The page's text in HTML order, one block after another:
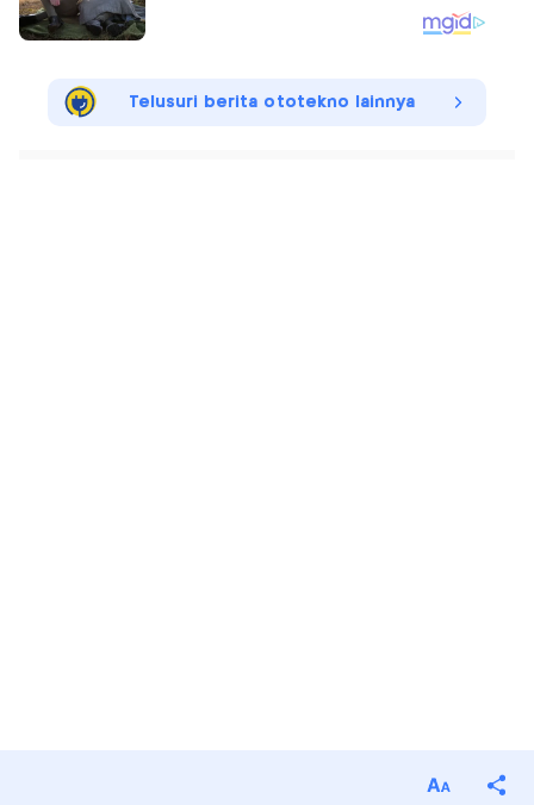
Telusuri berita ototekno lainnya